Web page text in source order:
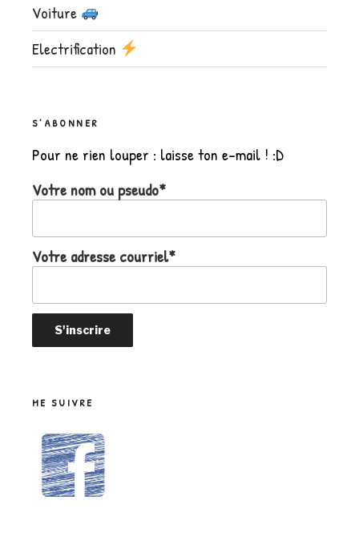
Voiture
Electrification
S’ABONNER
Pour ne rien louper : laisse ton e-mail ! :D
Votre nom ou pseudo*
Votre adresse courriel*
ME SUIVRE